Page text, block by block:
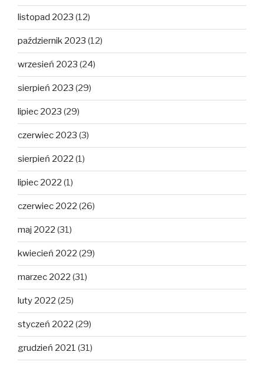
listopad 2023 (12)
październik 2023 (12)
wrzesień 2023 (24)
sierpień 2023 (29)
lipiec 2023 (29)
czerwiec 2023 (3)
sierpień 2022 (1)
lipiec 2022 (1)
czerwiec 2022 (26)
maj 2022 (31)
kwiecień 2022 (29)
marzec 2022 (31)
luty 2022 (25)
styczeń 2022 (29)
grudzień 2021 (31)